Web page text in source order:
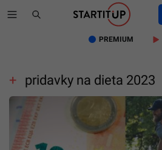
PREMIUM
pridavky na dieta 2023